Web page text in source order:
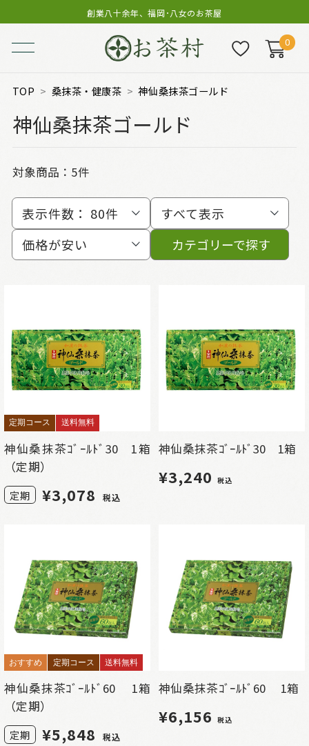
創業八十余年、福岡･八女のお茶屋
0
TOP 桑抹茶・健康茶 神仙桑抹茶ゴールド
神仙桑抹茶ゴールド
対象商品： 5件
表示件数： 80件
すべて表示
価格が安い
カテゴリーで探す
定期コース 送料無料
神仙桑抹茶ｺﾞｰﾙﾄﾞ30 1箱
（定期）
定期 ¥3,078 税込
神仙桑抹茶ｺﾞｰﾙﾄﾞ30 1箱
¥3,240 税込
おすすめ 定期コース 送料無料
神仙桑抹茶ｺﾞｰﾙﾄﾞ60 1箱
（定期）
定期 ¥5,848 税込
神仙桑抹茶ｺﾞｰﾙﾄﾞ60 1箱
¥6,156 税込